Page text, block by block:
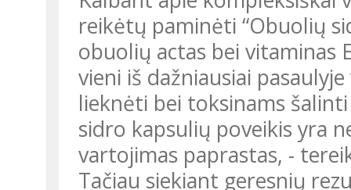
reikėtų paminėti “Obuolių
obuolių actas bei vitaminas
vieni iš dažniausiai
lieknėti bei toksinams
sidro kapsulių poveikis yra
vartojimas paprastas, -
Tačiau siekiant geresnių